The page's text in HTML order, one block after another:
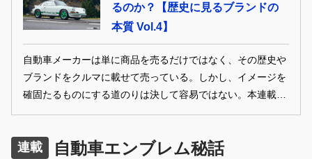
るのか？【歴史に見るブランドの
本質 Vol.4】
自動車メーカーは単に商品を売るだけではなく、その歴史や
ブランドをクルマに載せて売っている。しかし、イメージを
確固たるものにする道のりは決して容易ではない。本連載で
連載 自動車エンブレム秘話